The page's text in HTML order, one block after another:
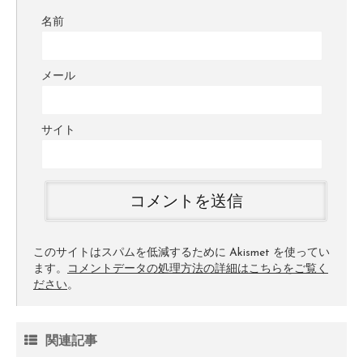
名前
メール
サイト
このサイトはスパムを低減するために Akismet を使ってい
ます。
コメントデータの処理方法の詳細はこちらをご覧く
ださい。
関連記事